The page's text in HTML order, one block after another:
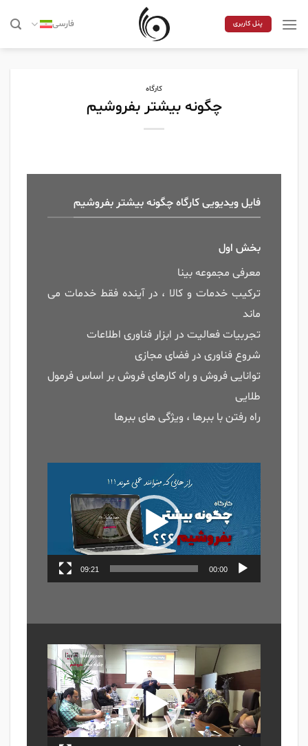
پنل کاربری فارسی
کارگاه
چگونه بیشتر بفروشیم
فایل ویدیویی کارگاه چگونه بیشتر بفروشیم
بخش اول
معرفی مجموعه بینا
ترکیب خدمات و کالا ، در آینده فقط خدمات می
ماند
تجربیات فعالیت در ابزار فناوری اطلاعات
شروع فناوری در فضای مجازی
توانایی فروش و راه کارهای فروش بر اساس فرمول
طلایی
راه رفتن با ببرها ، ویژگی های ببرها
نمایشگر
ویدیو
00:00
09:21
ویدیو